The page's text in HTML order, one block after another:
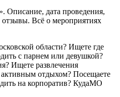
Описание, дата проведения,
Всё о мероприятиях
области? Ищете где
с парнем или девушкой?
Ищете развлечения
отдыхом? Посещаете
на корпоратив? КудаМО